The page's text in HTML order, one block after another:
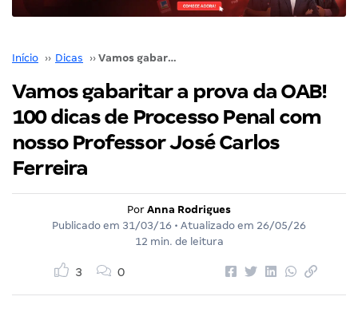
Início ›› Dicas ›› Vamos gabaritar a prova da OAB! 100 dicas de Processo Penal com nosso Professor José Carlos Ferreira
Vamos gabaritar a prova da OAB!
100 dicas de Processo Penal com
nosso Professor José Carlos
Ferreira
Por Anna Rodrigues
Publicado em 31/03/16 • Atualizado em 26/05/26
12 min. de leitura
3 0